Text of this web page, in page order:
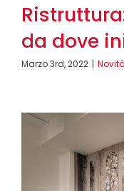
da dove
Marzo 3rd, 2022 |